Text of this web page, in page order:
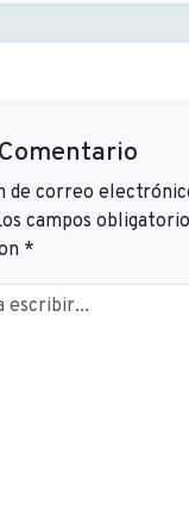
de correo
campos
*